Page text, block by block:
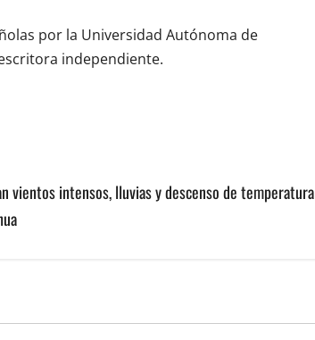
por la Universidad Autónoma de
independiente.
vientos intensos, lluvias y descenso de temperatura